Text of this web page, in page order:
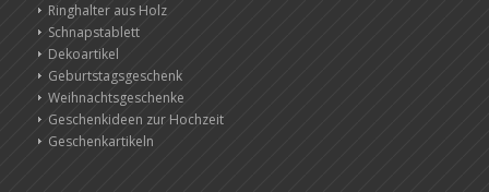
Ringhalter aus Holz
Schnapstablett
Dekoartikel
Geburtstagsgeschenk
Weihnachtsgeschenke
Geschenkideen zur Hochzeit
Geschenkartikeln